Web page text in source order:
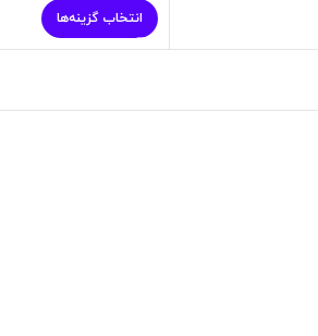
انتخاب گزینه‌ها